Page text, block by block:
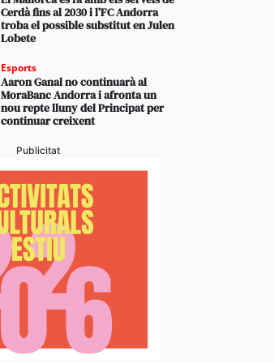
Cerdà fins al 2030 i l’FC Andorra
troba el possible substitut en Julen
Lobete
Esports
Aaron Ganal no continuarà al
MoraBanc Andorra i afronta un
nou repte lluny del Principat per
continuar creixent
Publicitat